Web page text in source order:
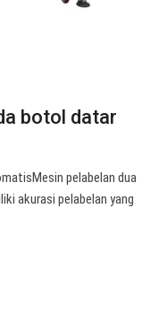
botol datar
pelabelan dua
akurasi pelabelan yang